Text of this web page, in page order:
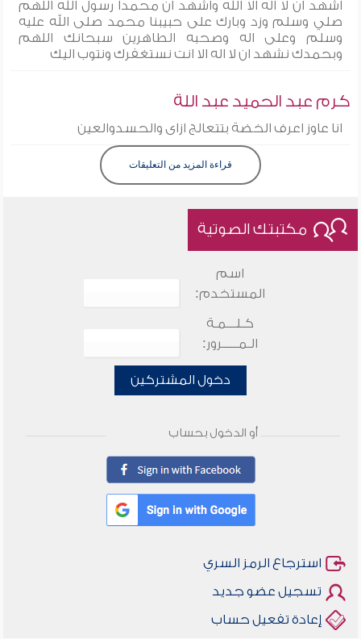
اشهد ان لا اله الا الله واشهد ان محمدا رسول الله اللهم
صلي وسلم وزد وبارك على حبيبنا محمد صلى الله عليه
وسلم وعلى اله وصحبه الطاهرين سبحانك اللهم
وبحمدك نشهد ان لا اله الا انت نستغفرك ونتوب اليك
كرم عبد الحميد عبد اللة
انا عاوز اعرف الخضة بتتعالج ازاى والحسدوالعين
قراءة المزيد من التعليقات
مكتبتك الصوتية
اسم
المستخدم:
كـلـــمـة
الـمـــــرور:
دخول المشتركين
أو الدخول بحساب
استرجاع الرمز السري
تسجيل عضو جديد
إعادة تفعيل حساب